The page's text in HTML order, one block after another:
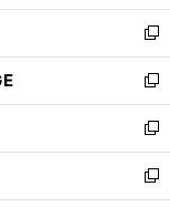
ウ
で
開
く
ン
ド
ウ
で
開
く
新
し
い
ウ
ィ
ン
ド
ウ
新
し
い
ウ
ィ
ン
新
し
い
ウ
新